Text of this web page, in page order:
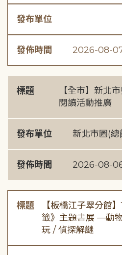
發布單位
發佈時間 2026-08-
標題
【全市】新北
閱讀活動推廣
發布單位 新北市圖(總
發佈時間 2026-08-
標題
【板橋江子翠分館
籤》主題書展 —動
玩 / 偵探解謎